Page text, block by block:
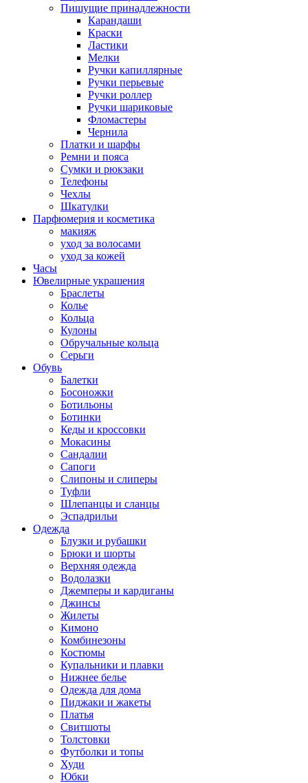
Пишущие принадлежности
Карандаши
Краски
Ластики
Мелки
Ручки капиллярные
Ручки перьевые
Ручки роллер
Ручки шариковые
Фломастеры
Чернила
Платки и шарфы
Ремни и пояса
Сумки и рюкзаки
Телефоны
Чехлы
Шкатулки
Парфюмерия и косметика
макияж
уход за волосами
уход за кожей
Часы
Ювелирные украшения
Браслеты
Колье
Кольца
Кулоны
Обручальные кольца
Серьги
Обувь
Балетки
Босоножки
Ботильоны
Ботинки
Кеды и кроссовки
Мокасины
Сандалии
Сапоги
Слипоны и слиперы
Туфли
Шлепанцы и сланцы
Эспадрильи
Одежда
Блузки и рубашки
Брюки и шорты
Верхняя одежда
Водолазки
Джемперы и кардиганы
Джинсы
Жилеты
Кимоно
Комбинезоны
Костюмы
Купальники и плавки
Нижнее белье
Одежда для дома
Пиджаки и жакеты
Платья
Свитшоты
Толстовки
Футболки и топы
Худи
Юбки